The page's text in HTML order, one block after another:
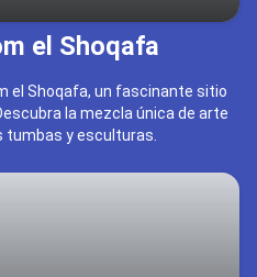
el Shoqafa
el Shoqafa, un fascinante sitio
la mezcla única de arte
tumbas y esculturas.